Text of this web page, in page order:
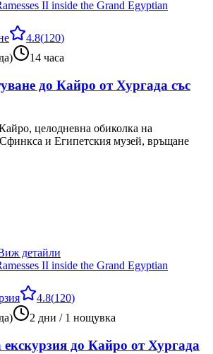
4.8(120)
14 часа
до Кайро от Хургада със
целодневна обиколка на
и Египетския музей, връщане
детайли
4.8(120)
2 дни / 1 нощувка
екскурзия до Кайро от Хургада